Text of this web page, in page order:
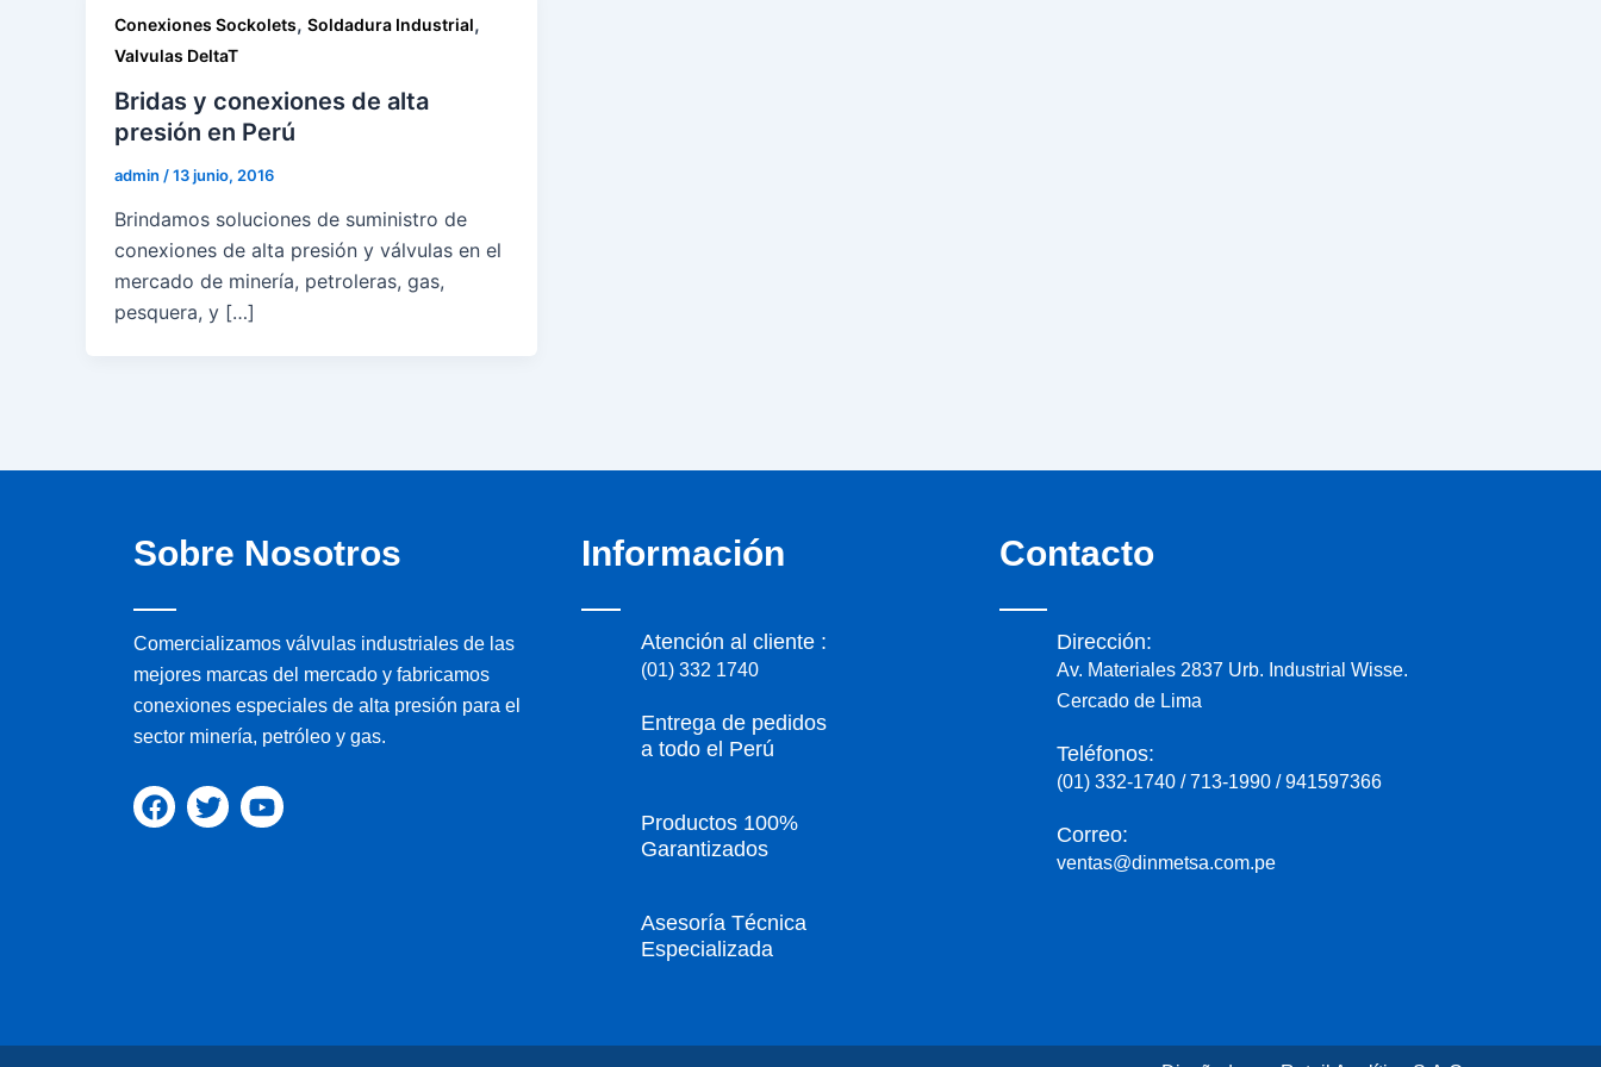
Conexiones Sockolets, Soldadura Industrial,
Valvulas DeltaT
Bridas y conexiones de alta
presión en Perú
admin /13 junio, 2016
Brindamos soluciones de suministro de
conexiones de alta presión y válvulas en el
mercado de minería, petroleras, gas,
pesquera, y […]
Sobre Nosotros
Comercializamos válvulas industriales de las
mejores marcas del mercado y fabricamos
conexiones especiales de alta presión para el
sector minería, petróleo y gas.
F
a
T
w
Y
o
Información
Atención al cliente :
(01) 332 1740
Entrega de pedidos
a todo el Perú
Productos 100%
Garantizados
Asesoría Técnica
Especializada
Contacto
Dirección:
Av. Materiales 2837 Urb. Industrial Wisse.
Cercado de Lima
Teléfonos:
(01) 332-1740 / 713-1990 / 941597366
Correo:
ventas@dinmetsa.com.pe